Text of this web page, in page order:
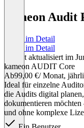
kameon Audit
Preise im Detail
Preise im Detail
Zuletzt aktualisiert im
kameon AUDIT Core
Ab99,00 €/ Monat,
Ideal für einzelne
die Audits digital
dokumentieren
und ohne komplexe